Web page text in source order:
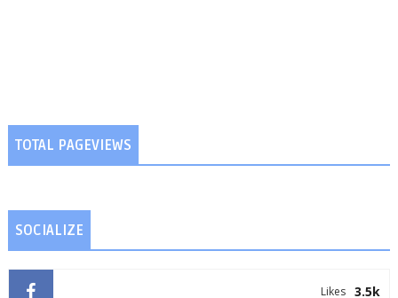
TOTAL PAGEVIEWS
SOCIALIZE
3.5k
Likes